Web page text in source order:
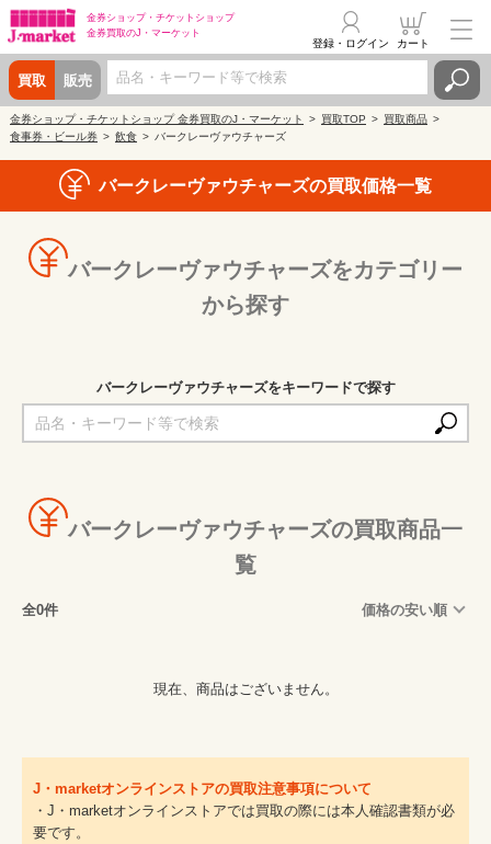
金券ショップ・ チケットショップ
金券買取のJ・マーケット
買取 販売
登録・ログイン カート
金券ショップ・チケットショップ 金券買取のJ・マーケット 買取TOP
買取商品
食事券・ビール券
飲食 バークレーヴァウチャーズ
バークレーヴァウチャーズの買取価格一覧
バークレーヴァウチャーズをカテゴリー
から探す
バークレーヴァウチャーズをキーワードで探す
バークレーヴァウチャーズの買取商品一
覧
全0件 価格の安い順
現在、商品はございません。
J・marketオンラインストアの買取注意事項について
・J・marketオンラインストアでは買取の際には本人確認書類が必
要です。